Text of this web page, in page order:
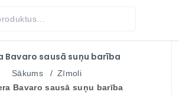
Bavaro sausā suņu barība
Sākums
Zīmoli
Bavaro sausā suņu barība